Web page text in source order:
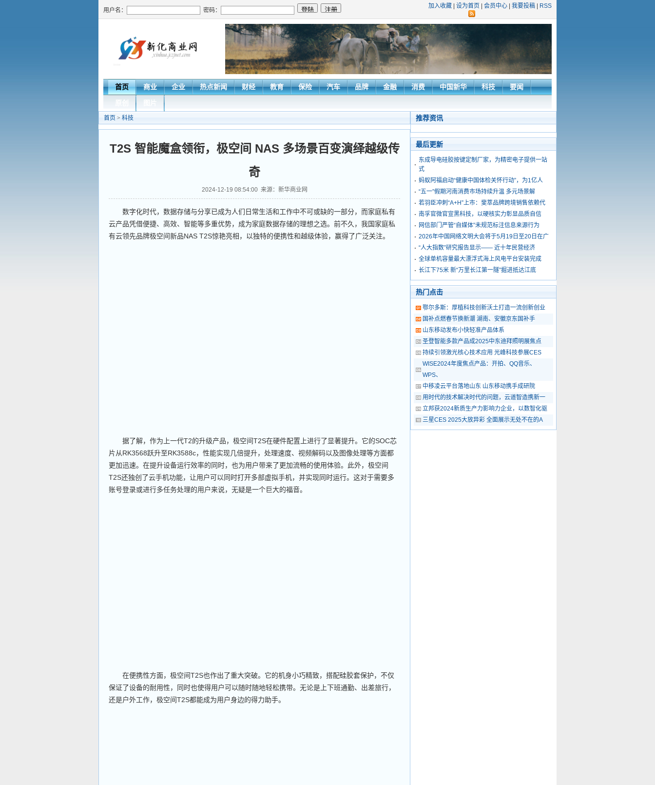
用户名： 密码：
加入收藏 设为首页 会员中心 我要投稿 RSS
首页 商业 企业 热点新闻 财经 教育 保险 汽车 品牌 金融 消费 中国新华 科技 要闻
原创 图片
首页 > 科技
T2S 智能魔盒领衔，极空间 NAS 多场景百变演绎越级传
奇
2024-12-19 08:54:00 来源：新华商业网
数字化时代，数据存储与分享已成为人们日常生活和工作中不可或缺的一部分，而家庭私有
云产品凭借便捷、高效、智能等多重优势，成为家庭数据存储的理想之选。前不久，我国家庭私
有云领先品牌极空间新品NAS T2S惊艳亮相，以独特的便携性和越级体验，赢得了广泛关注。
据了解，作为上一代T2的升级产品，极空间T2S在硬件配置上进行了显著提升。它的SOC芯
片从RK3568跃升至RK3588c，性能实现几倍提升，处理速度、视频解码以及图像处理等方面都
更加迅速。在提升设备运行效率的同时，也为用户带来了更加流畅的使用体验。此外，极空间
T2S还独创了云手机功能，让用户可以同时打开多部虚拟手机，并实现同时运行。这对于需要多
账号登录或进行多任务处理的用户来说，无疑是一个巨大的福音。
在便携性方面，极空间T2S也作出了重大突破。它的机身小巧精致，搭配硅胶套保护，不仅
保证了设备的耐用性，同时也使得用户可以随时随地轻松携带。无论是上下班通勤、出差旅行，
还是户外工作，极空间T2S都能成为用户身边的得力助手。
推荐资讯
最后更新
东成导电硅胶按键定制厂家，为精密电子提供一站
式
蚂蚁阿福启动“健康中国体检关怀行动”，为1亿人
“五一”假期河南消费市场持续升温 多元场景解
若羽臣冲刺“A+H”上市：斐萃品牌跨境销售依赖代
​南孚官微官宣黑科技，以硬核实力彰显品质自信
网信部门严管“自媒体”未规范标注信息来源行为
2026年中国网络文明大会将于5月19日至20日在广
“人大指数”研究报告显示—— 近十年民营经济
全球单机容量最大漂浮式海上风电平台安装完成
长江下75米 新“万里长江第一隧”掘进抵达江底
热门点击
鄂尔多斯：厚植科技创新沃土打造一流创新创业
国补点燃春节换新潮 湖南、安徽京东国补手
山东移动发布小快轻准产品体系
圣登智能多款产品成2025中东迪拜照明展焦点
持续引领激光核心技术应用 光峰科技参展CES
WISE2024年度焦点产品：开拍、QQ音乐、
WPS、
中移凌云平台落地山东 山东移动携手成研院
用时代的技术解决时代的问题，云道智造携新一
立邦获2024新质生产力影响力企业，以数智化驱
三星CES 2025大放异彩 全面展示无处不在的A